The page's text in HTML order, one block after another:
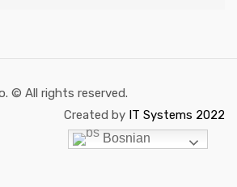
© All rights reserved.
Created by IT Systems 2022
Bosnian